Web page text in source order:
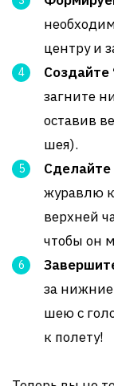
центру и
Создайте
загните
оставив
шея).
Сделайте
журавлю
верхней
чтобы он
за
шею с
к полету!